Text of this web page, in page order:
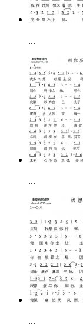
...
...
...